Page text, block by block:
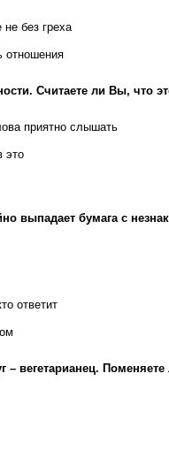
без греха
отношения
Считаете ли Вы, что
приятно слышать
это
выпадает бумага с
ответит
– вегетарианец.